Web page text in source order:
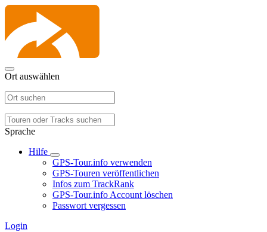
Ort auswählen
Sprache
Hilfe
GPS-Tour.info verwenden
GPS-Touren veröffentlichen
Infos zum TrackRank
GPS-Tour.info Account löschen
Passwort vergessen
Login